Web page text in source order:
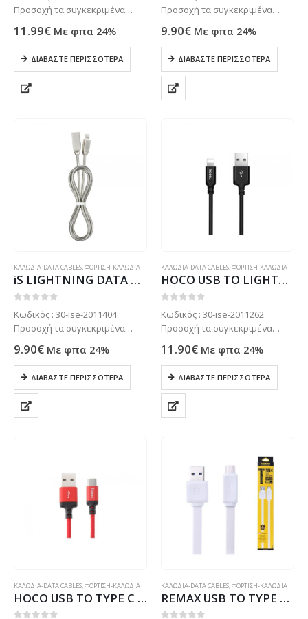
Προσοχή τα συγκεκριμένα
ετοιμοπαράδοτα στο
κατάστημα μας . Μόνο με
παραγγελία. Τηλεφωνήστε για
πιο σίγουρα στο: 2102799890
11.99€ Με φπα 24%
ΔΙΑΒΆΣΤΕ ΠΕΡΙΣΣΌΤΕΡΑ
Προσοχή τα συγκεκριμένα
ετοιμοπαράδοτα στο
κατάστημα μας . Μόνο με
παραγγελία. Τηλεφωνήστε για
πιο σίγουρα στο: 2102799890
9.90€ Με φπα 24%
ΔΙΑΒΆΣΤΕ ΠΕΡΙΣΣΌΤΕΡΑ
ΚΑΛΩΔΙΑ-DATA CABLES,ΦΟΡΤΙΣΗ-ΚΑΛΩΔΙΑ
iS LIGHTNING DATA CABLE METALIC 1m silver
Κωδικός : 30-ise-2011404
Προσοχή τα συγκεκριμένα
ετοιμοπαράδοτα στο
κατάστημα μας . Μόνο με
παραγγελία. Τηλεφωνήστε για
πιο σίγουρα στο: 2102799890
9.90€ Με φπα 24%
ΔΙΑΒΆΣΤΕ ΠΕΡΙΣΣΌΤΕΡΑ
ΚΑΛΩΔΙΑ-DATA CABLES,ΦΟΡΤΙΣΗ-ΚΑΛΩΔΙΑ
HOCO USB TO LIGHTNING DATA CABLE 2m SPEED X14 black
Κωδικός : 30-ise-2011262
Προσοχή τα συγκεκριμένα
ετοιμοπαράδοτα στο
κατάστημα μας . Μόνο με
παραγγελία. Τηλεφωνήστε για
πιο σίγουρα στο: 2102799890
11.90€ Με φπα 24%
ΔΙΑΒΆΣΤΕ ΠΕΡΙΣΣΌΤΕΡΑ
ΚΑΛΩΔΙΑ-DATA CABLES,ΦΟΡΤΙΣΗ-ΚΑΛΩΔΙΑ
HOCO USB TO TYPE C DATA CABLE 2m SPEED X14 black red
ΚΑΛΩΔΙΑ-DATA CABLES,ΦΟΡΤΙΣΗ-ΚΑΛΩΔΙΑ
REMAX USB TO TYPE C FLAT DATA CABLE RT-C1 1m white